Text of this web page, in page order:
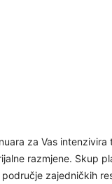
za Vas intenzivira
razmjene. Skup
zajedničkih